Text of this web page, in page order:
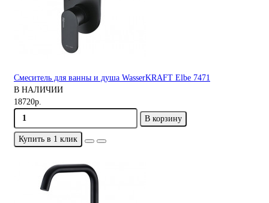
Смеситель для ванны и душа WasserKRAFT Elbe 7471
В НАЛИЧИИ
18720р.
В корзину
Купить в 1 клик